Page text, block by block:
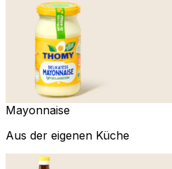
Mayonnaise
Aus der eigenen Küche